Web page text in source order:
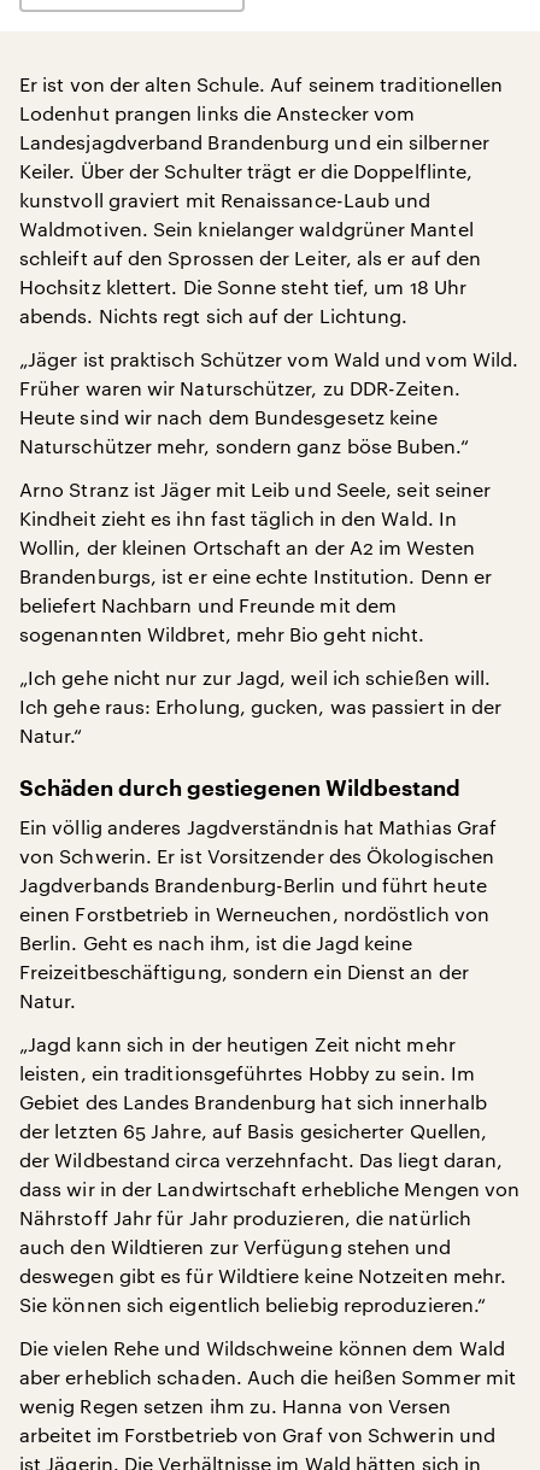
Er ist von der alten Schule. Auf seinem traditionellen
Lodenhut prangen links die Anstecker vom
Landesjagdverband Brandenburg und ein silberner
Keiler. Über der Schulter trägt er die Doppelflinte,
kunstvoll graviert mit Renaissance-Laub und
Waldmotiven. Sein knielanger waldgrüner Mantel
schleift auf den Sprossen der Leiter, als er auf den
Hochsitz klettert. Die Sonne steht tief, um 18 Uhr
abends. Nichts regt sich auf der Lichtung.
„Jäger ist praktisch Schützer vom Wald und vom Wild.
Früher waren wir Naturschützer, zu DDR-Zeiten.
Heute sind wir nach dem Bundesgesetz keine
Naturschützer mehr, sondern ganz böse Buben.“
Arno Stranz ist Jäger mit Leib und Seele, seit seiner
Kindheit zieht es ihn fast täglich in den Wald. In
Wollin, der kleinen Ortschaft an der A2 im Westen
Brandenburgs, ist er eine echte Institution. Denn er
beliefert Nachbarn und Freunde mit dem
sogenannten Wildbret, mehr Bio geht nicht.
„Ich gehe nicht nur zur Jagd, weil ich schießen will.
Ich gehe raus: Erholung, gucken, was passiert in der
Natur.“
Schäden durch gestiegenen Wildbestand
Ein völlig anderes Jagdverständnis hat Mathias Graf
von Schwerin. Er ist Vorsitzender des Ökologischen
Jagdverbands Brandenburg-Berlin und führt heute
einen Forstbetrieb in Werneuchen, nordöstlich von
Berlin. Geht es nach ihm, ist die Jagd keine
Freizeitbeschäftigung, sondern ein Dienst an der
Natur.
„Jagd kann sich in der heutigen Zeit nicht mehr
leisten, ein traditionsgeführtes Hobby zu sein. Im
Gebiet des Landes Brandenburg hat sich innerhalb
der letzten 65 Jahre, auf Basis gesicherter Quellen,
der Wildbestand circa verzehnfacht. Das liegt daran,
dass wir in der Landwirtschaft erhebliche Mengen von
Nährstoff Jahr für Jahr produzieren, die natürlich
auch den Wildtieren zur Verfügung stehen und
deswegen gibt es für Wildtiere keine Notzeiten mehr.
Sie können sich eigentlich beliebig reproduzieren.“
Die vielen Rehe und Wildschweine können dem Wald
aber erheblich schaden. Auch die heißen Sommer mit
wenig Regen setzen ihm zu. Hanna von Versen
arbeitet im Forstbetrieb von Graf von Schwerin und
ist Jägerin. Die Verhältnisse im Wald hätten sich in